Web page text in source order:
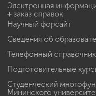
Электронная
+ заказ справок
Научный форсайт
Сведения об
Телефонный справочник
Подготовительные
Студенческий
Мининского